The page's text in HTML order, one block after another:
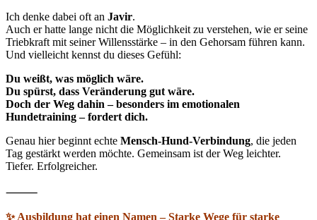
Ich denke dabei oft an Javir.
Auch er hatte lange nicht die Möglichkeit zu verstehen, wie er seine
Triebkraft mit seiner Willensstärke – in den Gehorsam führen kann.
Und vielleicht kennst du dieses Gefühl:
Du weißt, was möglich wäre.
Du spürst, dass Veränderung gut wäre.
Doch der Weg dahin – besonders im emotionalen
Hundetraining – fordert dich.
Genau hier beginnt echte Mensch-Hund-Verbindung, die jeden
Tag gestärkt werden möchte. Gemeinsam ist der Weg leichter.
Tiefer. Erfolgreicher.
⸻
✨ Ausbildung hat einen Namen – Starke Wege für starke